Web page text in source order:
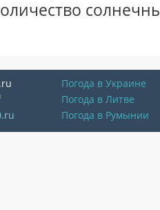
Погода в Украине
Погода в Литве
Погода в Румынии